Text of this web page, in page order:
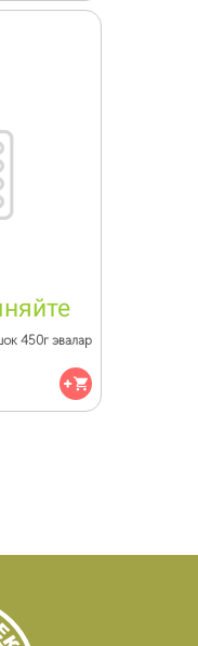
450г эвалар